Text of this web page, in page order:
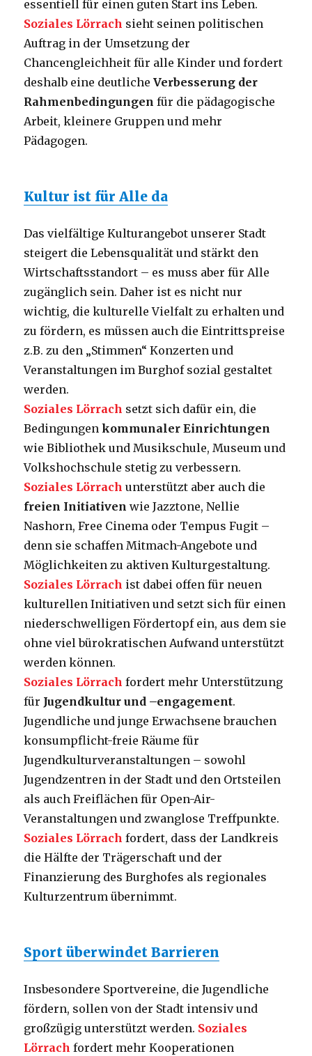
essentiell für einen guten Start ins Leben.
Soziales Lörrach sieht seinen politischen
Auftrag in der Umsetzung der
Chancengleichheit für alle Kinder und fordert
deshalb eine deutlicheVerbesserung der
Rahmenbedingungen für die pädagogische
Arbeit, kleinere Gruppen und mehr
Pädagogen.
Kultur ist für Alle da
Das vielfältige Kulturangebot unserer Stadt
steigert die Lebensqualität und stärkt den
Wirtschaftsstandort – es muss aber für Alle
zugänglich sein. Daher ist es nicht nur
wichtig, die kulturelle Vielfalt zu erhalten und
zu fördern, es müssen auch die Eintrittspreise
z.B. zu den „Stimmen“ Konzerten und
Veranstaltungen im Burghof sozial gestaltet
werden.
Soziales Lörrach setzt sich dafür ein, die
Bedingungenkommunaler Einrichtungen
wie Bibliothek und Musikschule, Museum und
Volkshochschule stetig zu verbessern.
Soziales Lörrach unterstützt aber auch die
freien Initiativen wie Jazztone, Nellie
Nashorn, Free Cinema oder Tempus Fugit –
denn sie schaffen Mitmach-Angebote und
Möglichkeiten zu aktiven Kulturgestaltung.
Soziales Lörrach ist dabei offen für neuen
kulturellen Initiativen und setzt sich für einen
niederschwelligen Fördertopf ein, aus dem sie
ohne viel bürokratischen Aufwand unterstützt
werden können.
Soziales Lörrach fordert mehr Unterstützung
für Jugendkultur und –engagement.
Jugendliche und junge Erwachsene brauchen
konsumpflicht-freie Räume für
Jugendkulturveranstaltungen – sowohl
Jugendzentren in der Stadt und den Ortsteilen
als auch Freiflächen für Open-Air-
Veranstaltungen und zwanglose Treffpunkte.
Soziales Lörrach fordert, dass der Landkreis
die Hälfte der Trägerschaft und der
Finanzierung des Burghofes als regionales
Kulturzentrum übernimmt.
Sport überwindet Barrieren
Insbesondere Sportvereine, die Jugendliche
fördern, sollen von der Stadt intensiv und
großzügig unterstützt werden. Soziales
Lörrach fordert mehr Kooperationen